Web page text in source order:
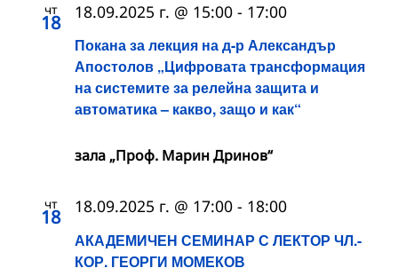
чт
18
Покана за лекция на д-р Александър
Апостолов „Цифровата трансформация
на системите за релейна защита и
автоматика – какво, защо и как“
18.09.2025 г. @ 15:00 - 17:00
зала „Проф. Марин Дринов“
чт
18
АКАДЕМИЧЕН СЕМИНАР С ЛЕКТОР ЧЛ.-
КОР. ГЕОРГИ МОМЕКОВ
18.09.2025 г. @ 17:00 - 18:00